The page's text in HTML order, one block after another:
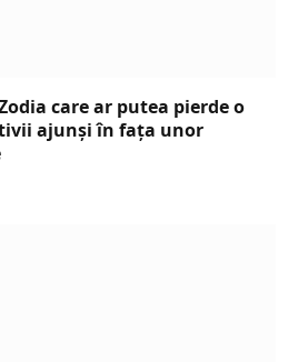
care ar putea pierde o
ajunși în fața unor